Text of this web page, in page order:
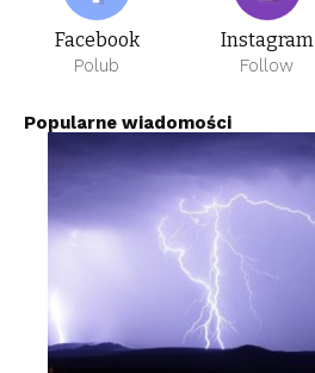
Facebook
Polub
Instagram
Follow
Popularne wiadomości